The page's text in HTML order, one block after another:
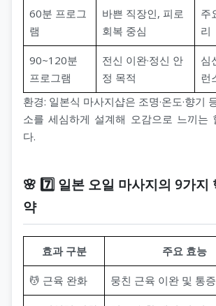
60분 프로그
램
바쁜 직장인, 피로
회복 중심
주
리
90~120분
프로그램
전신 이완·정신 안
정 목적
심
런
환경: 일본식 마사지샵은 조명·온도·향기
소를 세심하게 설계해 오감으로 느끼는
다.
🌸 7️⃣ 일본 오일 마사지의 9가지
약
효과 구분 주요 효능
💆 근육 완화 뭉친 근육 이완 및 통